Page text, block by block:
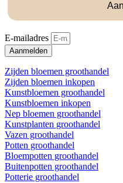
E-mailadres
Aanmelden
Zijden bloemen groothandel
Zijden bloemen inkopen
Kunstbloemen groothandel
Kunstbloemen inkopen
Nep bloemen groothandel
Kunstplanten groothandel
Vazen groothandel
Potten groothandel
Bloempotten groothandel
Buitenpotten groothandel
Potterie groothandel